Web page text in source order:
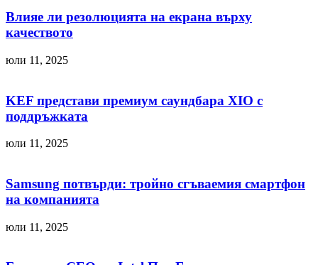
Влияе ли резолюцията на екрана върху
качеството
юли 11, 2025
KEF представи премиум саундбара XIO с
поддръжката
юли 11, 2025
Samsung потвърди: тройно сгъваемия смартфон
на компанията
юли 11, 2025